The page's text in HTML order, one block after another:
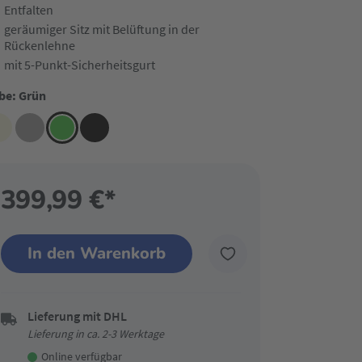
Entfalten
geräumiger Sitz mit Belüftung in der
Rückenlehne
mit 5-Punkt-Sicherheitsgurt
Grün
399,99 €*
In den Warenkorb
Lieferung mit DHL
Lieferung in ca. 2-3 Werktage
Online verfügbar